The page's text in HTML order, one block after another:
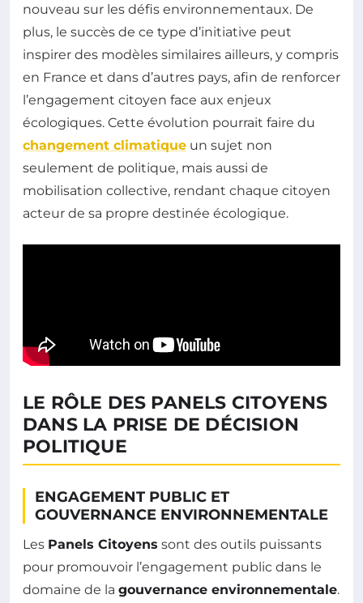
nouveau sur les défis environnementaux. De
plus, le succès de ce type d’initiative peut
inspirer des modèles similaires ailleurs, y compris
en France et dans d’autres pays, afin de renforcer
l’engagement citoyen face aux enjeux
écologiques. Cette évolution pourrait faire du
changement climatique un sujet non
seulement de politique, mais aussi de
mobilisation collective, rendant chaque citoyen
acteur de sa propre destinée écologique.
LE RÔLE DES PANELS CITOYENS
DANS LA PRISE DE DÉCISION
POLITIQUE
ENGAGEMENT PUBLIC ET
GOUVERNANCE ENVIRONNEMENTALE
Les Panels Citoyens sont des outils puissants
pour promouvoir l’engagement public dans le
domaine de la gouvernance environnementale.